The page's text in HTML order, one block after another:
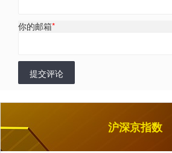
你的邮箱*
提交评论
沪深京指数